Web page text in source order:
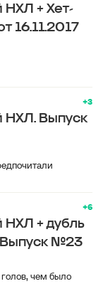
НХЛ + Хет-
16.11.2017
+3
НХЛ. Выпуск
+6
НХЛ + дубль
Выпуск №23
чем было